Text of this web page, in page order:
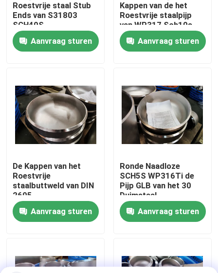
Producten
Ongeveer ons
Kwaliteitscontrole
Company News
De Montage van de roestvrij staalpijp
de flens van de roestvrij staalpijp
het T-stuk van de roestvrij staalpijp
Roestvrije staal Stub
Ends van S31803
SCH40S
Aanvraag sturen
Kappen van de het
Roestvrije staalpijp
van WP317 Sch10s
Aanvraag sturen
De Kappen van het
Roestvrije
staalbuttweld van DIN
2605
Aanvraag sturen
Ronde Naadloze
SCH5S WP316Ti de
Pijp GLB van het 30
Duimstaal
Aanvraag sturen